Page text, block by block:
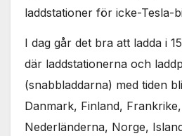
laddstationer för icke-Tesla-
I dag går det bra att ladda i
där laddstationerna och
(snabbladdarna) med tiden
Danmark, Finland,
Nederländerna, Norge,